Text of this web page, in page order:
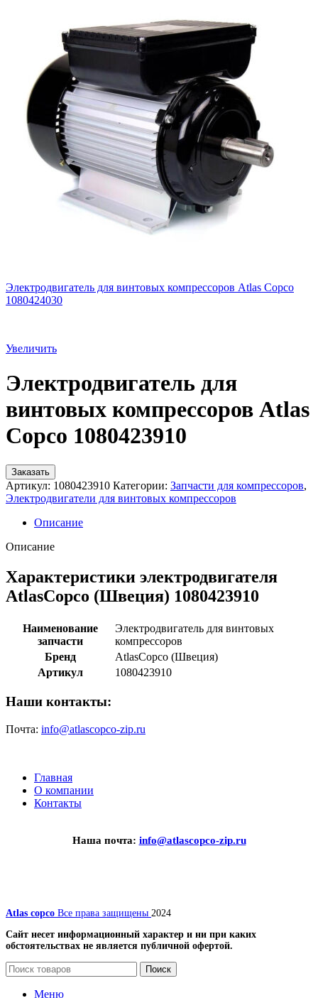
Электродвигатель для винтовых компрессоров Atlas Copco
1080424030
Увеличить
Электродвигатель для
винтовых компрессоров Atlas
Copco 1080423910
Заказать
Артикул: 1080423910 Категории: Запчасти для компрессоров,
Электродвигатели для винтовых компрессоров
Описание
Описание
Характеристики электродвигателя
AtlasCopco (Швеция) 1080423910
Наименование
запчасти
Электродвигатель для винтовых
компрессоров
Бренд
AtlasCopco (Швеция)
Артикул
1080423910
Наши контакты:
Почта: info@atlascopco-zip.ru
Главная
О компании
Контакты
Наша почта: info@atlascopco-zip.ru
Atlas copco Все права защищены 2024
Сайт несет информационный характер и ни при каких
обстоятельствах не является публичной офертой.
Поиск
Меню